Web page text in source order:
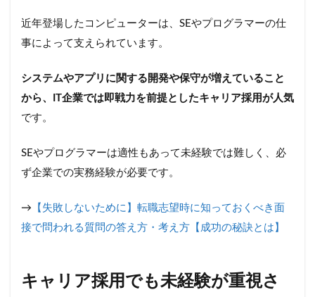
近年登場したコンピューターは、SEやプログラマーの仕
事によって支えられています。
システムやアプリに関する開発や保守が増えていること
から、IT企業では即戦力を前提としたキャリア採用が人気
です。
SEやプログラマーは適性もあって未経験では難しく、必
ず企業での実務経験が必要です。
→ 【失敗しないために】転職志望時に知っておくべき面
接で問われる質問の答え方・考え方【成功の秘訣とは】
キャリア採用でも未経験が重視さ